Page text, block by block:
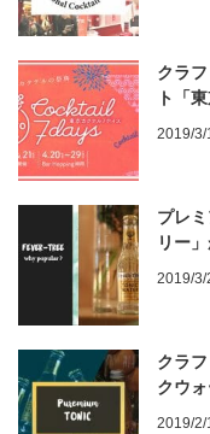
クラ
ト「
4/20-
2019/3/
プレ
リー
2019/3/
クラ
クウ
2019/2/